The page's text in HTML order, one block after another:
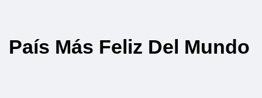
País Más Feliz Del Mundo